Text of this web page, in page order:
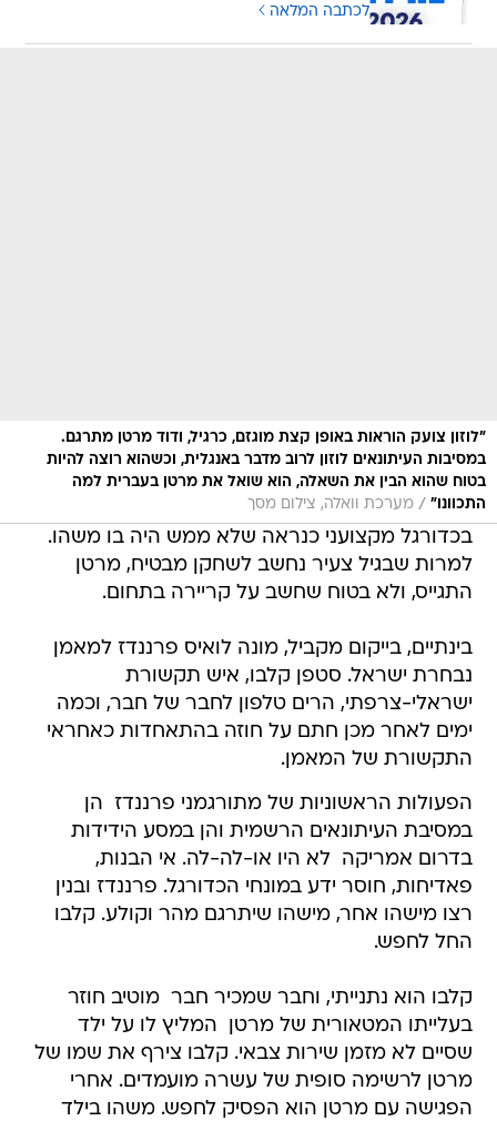
לכתבה המלאה
"לוזון צועק הוראות באופן קצת מוגזם, כרגיל, ודוד מרטן מתרגם.
במסיבות העיתונאים לוזון לרוב מדבר באנגלית, וכשהוא רוצה להיות
בטוח שהוא הבין את השאלה, הוא שואל את מרטן בעברית למה
התכוונו" / מערכת וואלה, צילום מסך
בכדורגל מקצועני כנראה שלא ממש היה בו משהו.
למרות שבגיל צעיר נחשב לשחקן מבטיח, מרטן
התגייס, ולא בטוח שחשב על קריירה בתחום.
בינתיים, בייקום מקביל, מונה לואיס פרננדז למאמן
נבחרת ישראל. סטפן קלבו, איש תקשורת
ישראלי-צרפתי, הרים טלפון לחבר של חבר, וכמה
ימים לאחר מכן חתם על חוזה בהתאחדות כאחראי
התקשורת של המאמן.
הפעולות הראשוניות של מתורגמני פרננדז  הן
במסיבת העיתונאים הרשמית והן במסע הידידות
בדרום אמריקה  לא היו או-לה-לה. אי הבנות,
פאדיחות, חוסר ידע במונחי הכדורגל. פרננדז ובנין
רצו מישהו אחר, מישהו שיתרגם מהר וקולע. קלבו
החל לחפש.
קלבו הוא נתנייתי, וחבר שמכיר חבר  מוטיב חוזר
בעלייתו המטאורית של מרטן  המליץ לו על ילד
שסיים לא מזמן שירות צבאי. קלבו צירף את שמו של
מרטן לרשימה סופית של עשרה מועמדים. אחרי
הפגישה עם מרטן הוא הפסיק לחפש. משהו בילד